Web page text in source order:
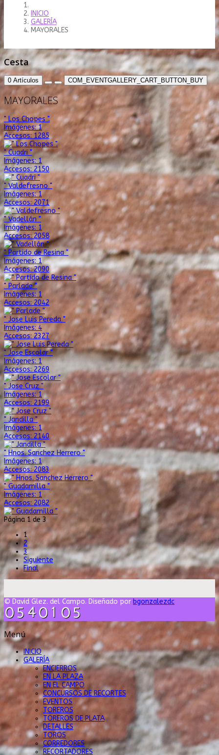
INICIO
GALERÍA
MAYORALES
Cesta
0 Artículos COM_EVENTGALLERY_CART_BUTTON_BUY
MAYORALES
" Los Chopes ".
Imágenes: 1
Accesos: 1285
" Cuadri "
Imágenes: 1
Accesos: 2150
" Valdefresno "
Imágenes: 1
Accesos: 2071
" Vadellán "
Imágenes: 1
Accesos: 2058
" Partido de Resina "
Imágenes: 1
Accesos: 2090
" Parlade "
Imágenes: 1
Accesos: 2042
" Jose Luis Pereda "
Imágenes: 4
Accesos: 2327
" Jose Escolar "
Imágenes: 1
Accesos: 2269
" Jose Cruz "
Imágenes: 1
Accesos: 2199
" Jandilla "
Imágenes: 1
Accesos: 2140
" Hnos. Sanchez Herrero "
Imágenes: 1
Accesos: 2083
" Guadamilla "
Imágenes: 1
Accesos: 2082
Página 1 de 3
1
2
3
Siguiente
Final
© David Glez. del Campo. Diseñado por bgonzalezdc
Menú
INICIO
GALERÍA
ENCIERROS
EN LA PLAZA
EN EL CAMPO
CONCURSOS DE RECORTES
EVENTOS
TOREROS
TOREROS DE PLATA
DETALLES
TOROS
CORREDORES
RECORTADORES